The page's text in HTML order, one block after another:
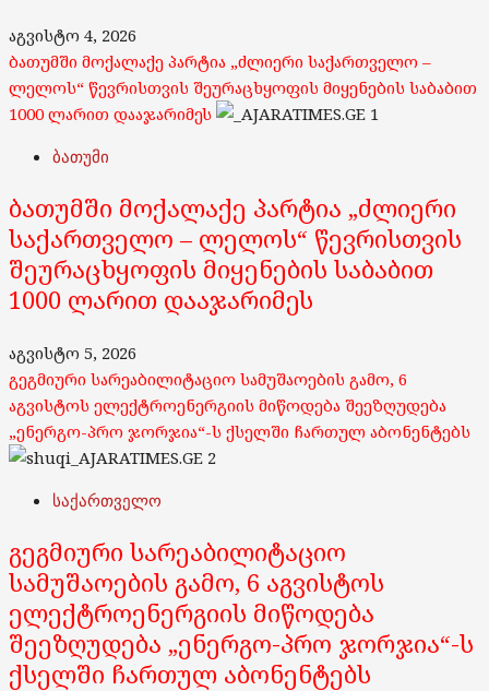
აგვისტო 4, 2026
ბათუმში მოქალაქე პარტია „ძლიერი საქართველო –
ლელოს“ წევრისთვის შეურაცხყოფის მიყენების საბაბით
1000 ლარით დააჯარიმეს
1
ბათუმი
ბათუმში მოქალაქე პარტია „ძლიერი
საქართველო – ლელოს“ წევრისთვის
შეურაცხყოფის მიყენების საბაბით
1000 ლარით დააჯარიმეს
აგვისტო 5, 2026
გეგმიური სარეაბილიტაციო სამუშაოების გამო, 6
აგვისტოს ელექტროენერგიის მიწოდება შეეზღუდება
„ენერგო-პრო ჯორჯია“-ს ქსელში ჩართულ აბონენტებს
2
საქართველო
გეგმიური სარეაბილიტაციო
სამუშაოების გამო, 6 აგვისტოს
ელექტროენერგიის მიწოდება
შეეზღუდება „ენერგო-პრო ჯორჯია“-ს
ქსელში ჩართულ აბონენტებს